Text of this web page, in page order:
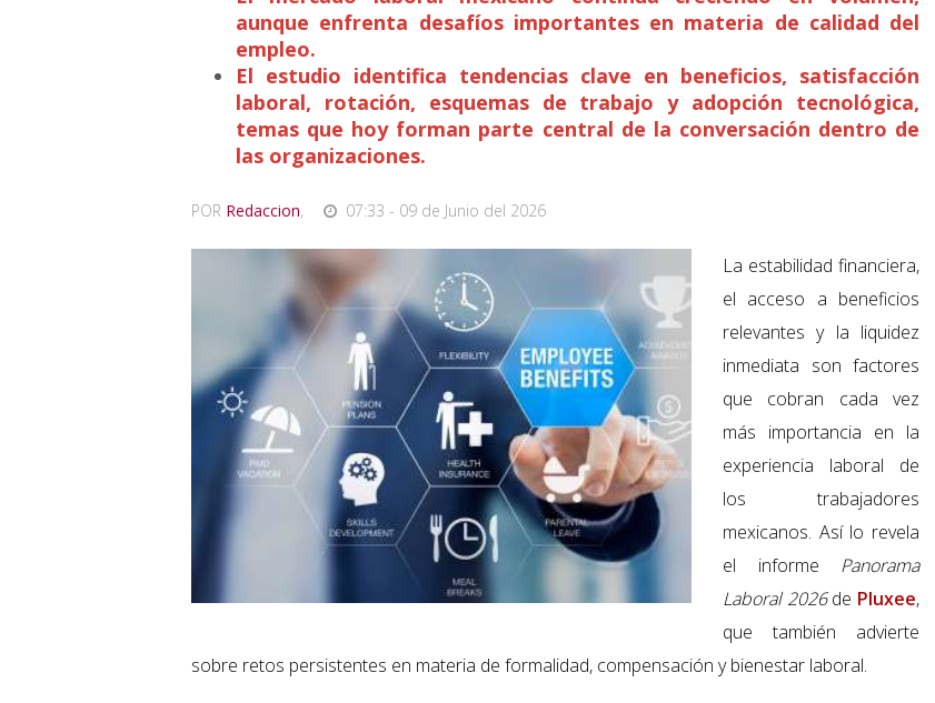
aunque enfrenta desafíos importantes en materia de calidad del
empleo.
El estudio identifica tendencias clave en beneficios, satisfacción
laboral, rotación, esquemas de trabajo y adopción tecnológica,
temas que hoy forman parte central de la conversación dentro de
las organizaciones.
POR Redaccion, 07:33 - 09 de Junio del 2026
La estabilidad financiera,
el acceso a beneficios
relevantes y la liquidez
inmediata son factores
que cobran cada vez
más importancia en la
experiencia laboral de
los trabajadores
mexicanos. Así lo revela
el informe Panorama
Laboral 2026de Pluxee,
que también advierte
sobre retos persistentes en materia de formalidad, compensación y bienestar laboral.